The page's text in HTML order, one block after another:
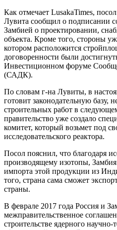
Как отмечает LusakaTimes,
Лувита сообщил о подписании
Замбией о проектировании,
объекта. Кроме того, стороны
котором расположится
договоренности были
Инвестиционном форуме
(САДК).
По словам г-на Лувиты, в
готовит законодательную базу,
строительных работ в
правительство уже создало
комитет, который возьмет под
исследовательского реактора.
Посол пояснил, что благодаря
производящему изотопы, Замбия
импорта этой продукции из
того, страна сама сможет
страны.
В феврале 2017 года Россия и
межправительственное
строительстве ядерного научно-